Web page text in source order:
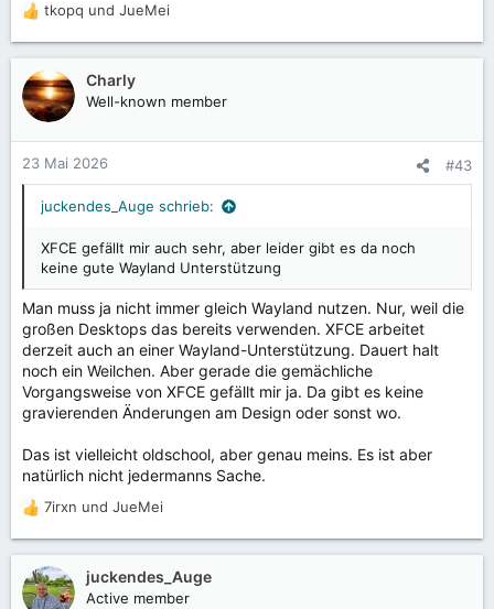
R
e
a
k
t
o
n
tkopq und JueMei
Charly
Well-known member
23 Mai 2026 #43
juckendes_Auge schrieb:
XFCE gefällt mir auch sehr, aber leider gibt es da noch
keine gute Wayland Unterstützung
Man muss ja nicht immer gleich Wayland nutzen. Nur, weil die
großen Desktops das bereits verwenden. XFCE arbeitet
derzeit auch an einer Wayland-Unterstützung. Dauert halt
noch ein Weilchen. Aber gerade die gemächliche
Vorgangsweise von XFCE gefällt mir ja. Da gibt es keine
gravierenden Änderungen am Design oder sonst wo.
Das ist vielleicht oldschool, aber genau meins. Es ist aber
natürlich nicht jedermanns Sache.
R
e
a
k
t
7irxn und JueMei
juckendes_Auge
Active member